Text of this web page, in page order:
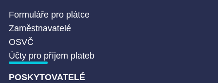
Formuláře pro plátce
Zaměstnavatelé
OSVČ
Účty pro příjem plateb
POSKYTOVATELÉ